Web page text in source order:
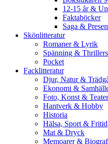
12-15 år &
Faktaböcker
Saga &
Skönlitteratur
Romaner & Lyrik
Spänning & Thrillers
Pocket
Facklitteratur
Djur, Natur &
Ekonomi &
Foto, Konst & Teater
Hantverk & Hobby
Historia
Hälsa, Sport & Fritid
Mat & Dryck
Memoarer &